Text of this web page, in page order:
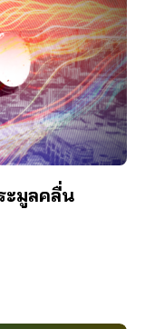
ะมูลคลื่น